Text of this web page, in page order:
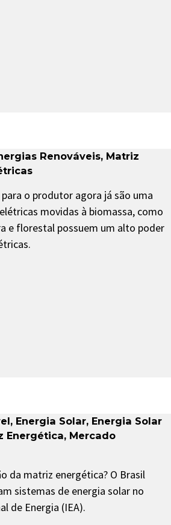
Renováveis, Matriz
o produtor agora já são uma
movidas à biomassa, como
e florestal possuem um alto poder
, Energia Solar, Energia Solar
Energética, Mercado
da matriz energética? O Brasil
sistemas de energia solar no
de Energia (IEA).